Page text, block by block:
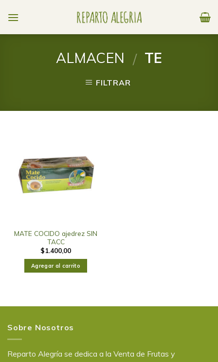
ALMACEN / TE
FILTRAR
MATE COCIDO ajedrez SIN
TACC
$1.400,00
Agregar al carrito
Sobre Nosotros
Reparto Alegría se dedica a la Venta de Frutas y